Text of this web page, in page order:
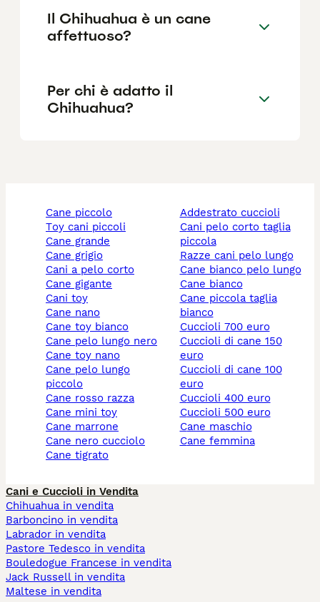
Il Chihuahua è un cane
affettuoso?
Per chi è adatto il
Chihuahua?
cane piccolo
toy cani piccoli
cane grande
cane grigio
cani a pelo corto
cane gigante
cani toy
cane nano
cane toy bianco
cane pelo lungo nero
cane toy nano
cane pelo lungo
piccolo
cane rosso razza
cane mini toy
cane marrone
cane nero cucciolo
cane tigrato
addestrato cuccioli
cani pelo corto taglia
piccola
razze cani pelo lungo
cane bianco pelo lungo
cane bianco
cane piccola taglia
bianco
cuccioli 700 euro
cuccioli di cane 150
euro
cuccioli di cane 100
euro
cuccioli 400 euro
cuccioli 500 euro
cane maschio
cane femmina
Cani e Cuccioli in Vendita
Chihuahua in vendita
Barboncino in vendita
Labrador in vendita
Pastore Tedesco in vendita
Bouledogue Francese in vendita
Jack Russell in vendita
Maltese in vendita